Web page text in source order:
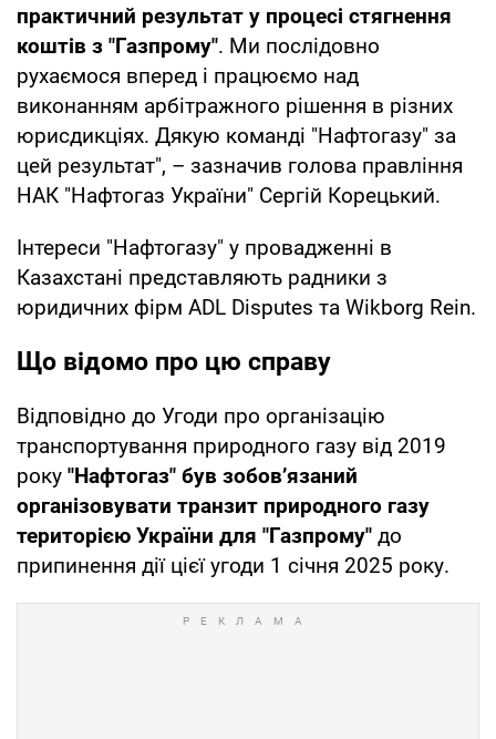
практичний результат у процесі стягнення
коштів з "Газпрому". Ми послідовно
рухаємося вперед і працюємо над
виконанням арбітражного рішення в різних
юрисдикціях. Дякую команді "Нафтогазу" за
цей результат", – зазначив голова правління
НАК "Нафтогаз України" Сергій Корецький.
Інтереси "Нафтогазу" у провадженні в
Казахстані представляють радники з
юридичних фірм ADL Disputes та Wikborg Rein.
Що відомо про цю справу
Відповідно до Угоди про організацію
транспортування природного газу від 2019
року "Нафтогаз" був зобов’язаний
організовувати транзит природного газу
територією України для "Газпрому" до
припинення дії цієї угоди 1 січня 2025 року.